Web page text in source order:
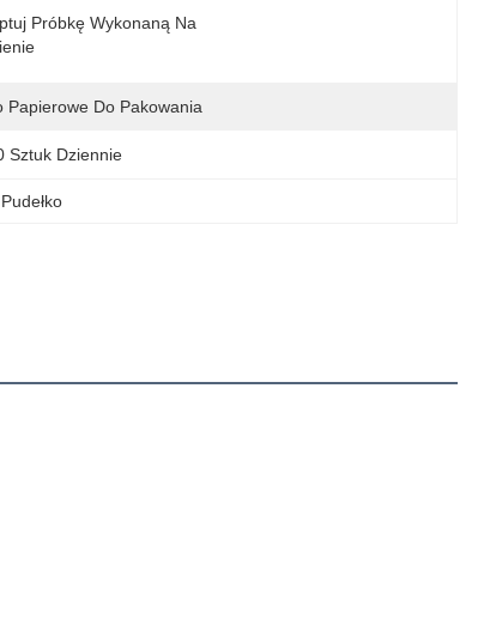
Próbkę Wykonaną Na
Papierowe Do Pakowania
Sztuk Dziennie